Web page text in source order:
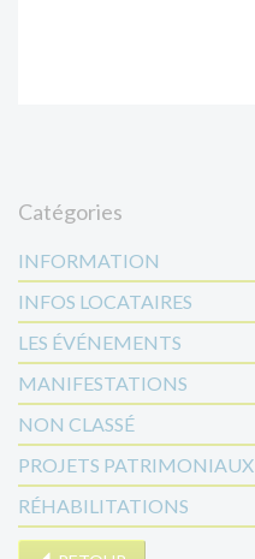
Catégories
INFORMATION
INFOS LOCATAIRES
LES ÉVÉNEMENTS
MANIFESTATIONS
NON CLASSÉ
PROJETS PATRIMONIAUX
RÉHABILITATIONS